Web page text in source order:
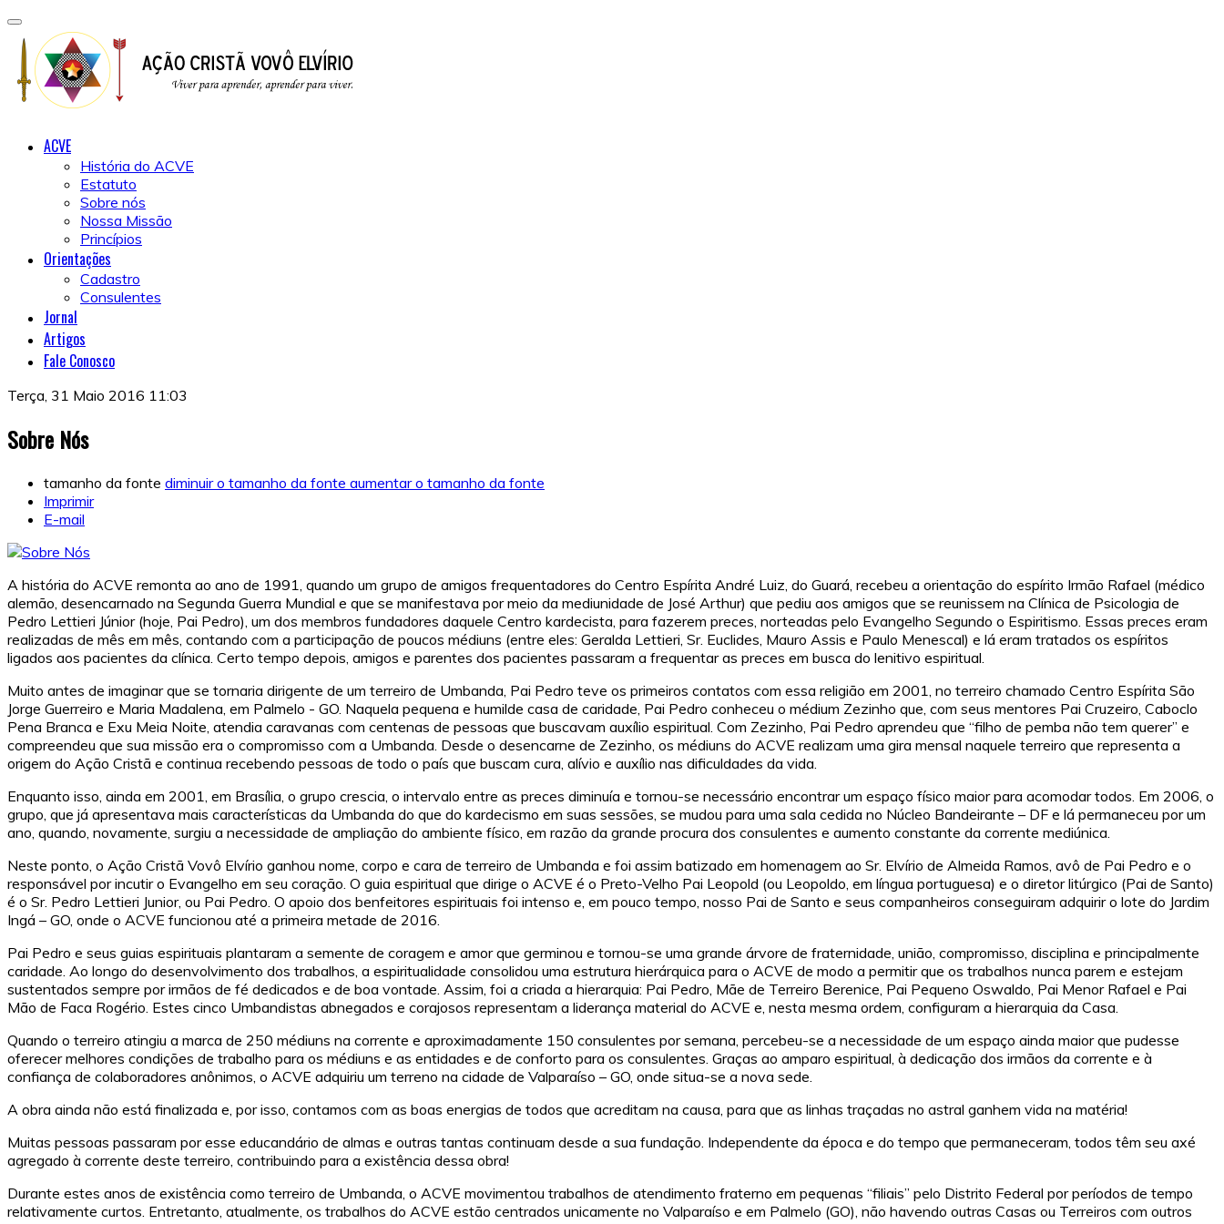
ACVE
História do ACVE
Estatuto
Sobre nós
Nossa Missão
Princípios
Orientações
Cadastro
Consulentes
Jornal
Artigos
Fale Conosco
Terça, 31 Maio 2016 11:03
Sobre Nós
tamanho da fonte diminuir o tamanho da fonte aumentar o tamanho da fonte
Imprimir
E-mail
A história do ACVE remonta ao ano de 1991, quando um grupo de amigos frequentadores do Centro Espírita André Luiz, do Guará, recebeu a orientação do espírito Irmão Rafael (médico
alemão, desencarnado na Segunda Guerra Mundial e que se manifestava por meio da mediunidade de José Arthur) que pediu aos amigos que se reunissem na Clínica de Psicologia de
Pedro Lettieri Júnior (hoje, Pai Pedro), um dos membros fundadores daquele Centro kardecista, para fazerem preces, norteadas pelo Evangelho Segundo o Espiritismo. Essas preces eram
realizadas de mês em mês, contando com a participação de poucos médiuns (entre eles: Geralda Lettieri, Sr. Euclides, Mauro Assis e Paulo Menescal) e lá eram tratados os espíritos
ligados aos pacientes da clínica. Certo tempo depois, amigos e parentes dos pacientes passaram a frequentar as preces em busca do lenitivo espiritual.
Muito antes de imaginar que se tornaria dirigente de um terreiro de Umbanda, Pai Pedro teve os primeiros contatos com essa religião em 2001, no terreiro chamado Centro Espírita São
Jorge Guerreiro e Maria Madalena, em Palmelo - GO. Naquela pequena e humilde casa de caridade, Pai Pedro conheceu o médium Zezinho que, com seus mentores Pai Cruzeiro, Caboclo
Pena Branca e Exu Meia Noite, atendia caravanas com centenas de pessoas que buscavam auxílio espiritual. Com Zezinho, Pai Pedro aprendeu que “filho de pemba não tem querer” e
compreendeu que sua missão era o compromisso com a Umbanda. Desde o desencarne de Zezinho, os médiuns do ACVE realizam uma gira mensal naquele terreiro que representa a
origem do Ação Cristã e continua recebendo pessoas de todo o país que buscam cura, alívio e auxílio nas dificuldades da vida.
Enquanto isso, ainda em 2001, em Brasília, o grupo crescia, o intervalo entre as preces diminuía e tornou-se necessário encontrar um espaço físico maior para acomodar todos. Em 2006, o
grupo, que já apresentava mais características da Umbanda do que do kardecismo em suas sessões, se mudou para uma sala cedida no Núcleo Bandeirante – DF e lá permaneceu por um
ano, quando, novamente, surgiu a necessidade de ampliação do ambiente físico, em razão da grande procura dos consulentes e aumento constante da corrente mediúnica.
Neste ponto, o Ação Cristã Vovô Elvírio ganhou nome, corpo e cara de terreiro de Umbanda e foi assim batizado em homenagem ao Sr. Elvírio de Almeida Ramos, avô de Pai Pedro e o
responsável por incutir o Evangelho em seu coração. O guia espiritual que dirige o ACVE é o Preto-Velho Pai Leopold (ou Leopoldo, em língua portuguesa) e o diretor litúrgico (Pai de Santo)
é o Sr. Pedro Lettieri Junior, ou Pai Pedro. O apoio dos benfeitores espirituais foi intenso e, em pouco tempo, nosso Pai de Santo e seus companheiros conseguiram adquirir o lote do Jardim
Ingá – GO, onde o ACVE funcionou até a primeira metade de 2016.
Pai Pedro e seus guias espirituais plantaram a semente de coragem e amor que germinou e tornou-se uma grande árvore de fraternidade, união, compromisso, disciplina e principalmente
caridade. Ao longo do desenvolvimento dos trabalhos, a espiritualidade consolidou uma estrutura hierárquica para o ACVE de modo a permitir que os trabalhos nunca parem e estejam
sustentados sempre por irmãos de fé dedicados e de boa vontade. Assim, foi a criada a hierarquia: Pai Pedro, Mãe de Terreiro Berenice, Pai Pequeno Oswaldo, Pai Menor Rafael e Pai
Mão de Faca Rogério. Estes cinco Umbandistas abnegados e corajosos representam a liderança material do ACVE e, nesta mesma ordem, configuram a hierarquia da Casa.
Quando o terreiro atingiu a marca de 250 médiuns na corrente e aproximadamente 150 consulentes por semana, percebeu-se a necessidade de um espaço ainda maior que pudesse
oferecer melhores condições de trabalho para os médiuns e as entidades e de conforto para os consulentes. Graças ao amparo espiritual, à dedicação dos irmãos da corrente e à
confiança de colaboradores anônimos, o ACVE adquiriu um terreno na cidade de Valparaíso – GO, onde situa-se a nova sede.
A obra ainda não está finalizada e, por isso, contamos com as boas energias de todos que acreditam na causa, para que as linhas traçadas no astral ganhem vida na matéria!
Muitas pessoas passaram por esse educandário de almas e outras tantas continuam desde a sua fundação. Independente da época e do tempo que permaneceram, todos têm seu axé
agregado à corrente deste terreiro, contribuindo para a existência dessa obra!
Durante estes anos de existência como terreiro de Umbanda, o ACVE movimentou trabalhos de atendimento fraterno em pequenas “filiais” pelo Distrito Federal por períodos de tempo
relativamente curtos. Entretanto, atualmente, os trabalhos do ACVE estão centrados unicamente no Valparaíso e em Palmelo (GO), não havendo outras Casas ou Terreiros com outros